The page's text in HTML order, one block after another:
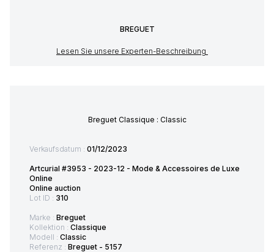
BREGUET
Lesen Sie unsere Experten-Beschreibung
Breguet Classique : Classic
Verkaufsdatum : 01/12/2023
Artcurial #3953 - 2023-12 - Mode & Accessoires de Luxe
Online
Online auction
Lot ID : 310
Marke : Breguet
Kollektion : Classique
Modell : Classic
Referenz : Breguet - 5157